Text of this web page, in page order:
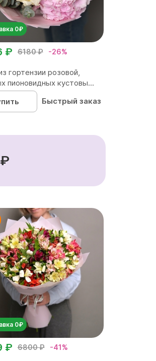
0₽
6180 ₽ -26%
₽
гортензии розовой,
пионовидных кустовы...
Быстрый заказ
0₽
6800 ₽ -41%
₽